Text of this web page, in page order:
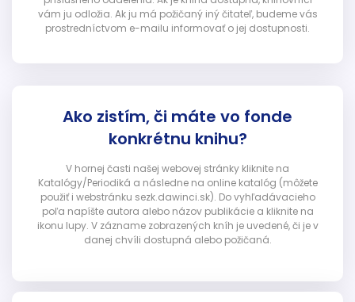
vám ju odložia. Ak ju má požičaný iný čitateľ, budeme vás
prostredníctvom e-mailu informovať o jej dostupnosti.
Ako zistím, či máte vo fonde
konkrétnu knihu?
V hornej časti našej webovej stránky kliknite na
Katalógy/Periodiká a následne na online katalóg (môžete
použiť i webstránku sezk.dawinci.sk). Do vyhľadávacieho
poľa napíšte autora alebo názov publikácie a kliknite na
ikonu lupy. V zázname zobrazených kníh je uvedené, či je v
danej chvíli dostupná alebo požičaná.